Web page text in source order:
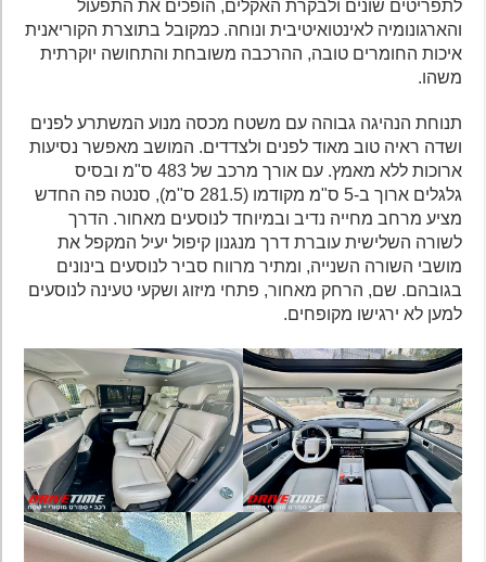
לתפריטים שונים ולבקרת האקלים, הופכים את התפעול
והארגונומיה לאינטואיטיבית ונוחה. כמקובל בתוצרת הקוריאנית
איכות החומרים טובה, ההרכבה משובחת והתחושה יוקרתית
משהו.
תנוחת הנהיגה גבוהה עם משטח מכסה מנוע המשתרע לפנים
ושדה ראיה טוב מאוד לפנים ולצדדים. המושב מאפשר נסיעות
ארוכות ללא מאמץ. עם אורך מרכב של 483 ס"מ ובסיס
גלגלים ארוך ב-5 ס"מ מקודמו (281.5 ס"מ), סנטה פה החדש
מציע מרחב מחייה נדיב ובמיוחד לנוסעים מאחור. הדרך
לשורה השלישית עוברת דרך מנגנון קיפול יעיל המקפל את
מושבי השורה השנייה, ומתיר מרווח סביר לנוסעים בינונים
בגובהם. שם, הרחק מאחור, פתחי מיזוג ושקעי טעינה לנוסעים
למען לא ירגישו מקופחים.